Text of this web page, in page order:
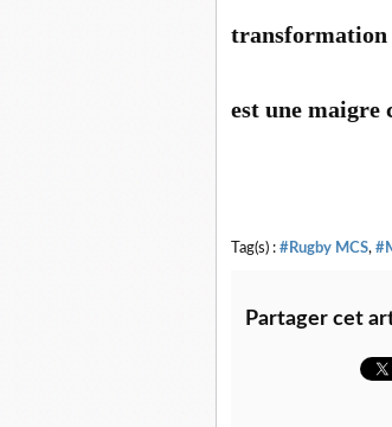
transformation
est une maigre
Tag(s) : #Rugby MCS,
Partager cet